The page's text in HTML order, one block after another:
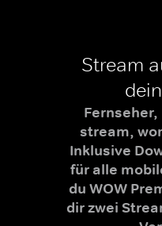
Stream
stream,
Inklusive
für alle
du WOW
dir zwei